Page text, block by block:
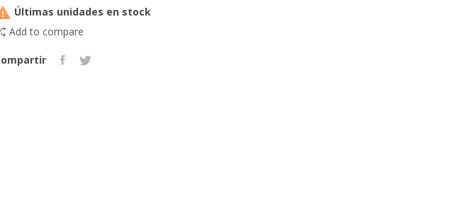
Últimas unidades en stock
Add to compare